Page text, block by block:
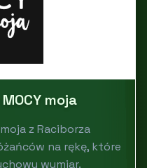
moja
z Raciborza
na rękę, które
wymiar.